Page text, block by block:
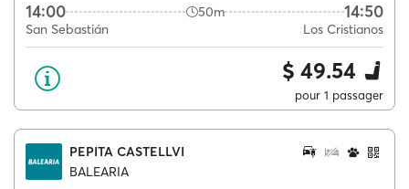
14:00 50m 14:50
San Sebastián Los Cristianos
$ 49.54
pour 1 passager
PEPITA CASTELLVI
BALEARIA